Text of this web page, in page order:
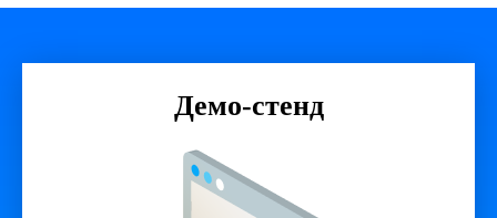
Демо-стенд